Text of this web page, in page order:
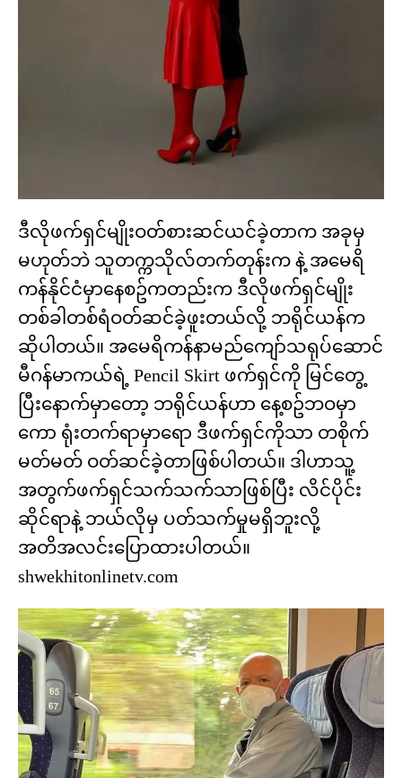
ဒီလိုဖက်ရှင်မျိုးဝတ်စားဆင်ယင်ခဲ့တာက အခုမှ
မဟုတ်ဘဲ သူတက္ကသိုလ်တက်တုန်းက နဲ့ အမေရိ
ကန်နိုင်ငံမှာနေစဥ်ကတည်းက ဒီလိုဖက်ရှင်မျိုး
တစ်ခါတစ်ရံဝတ်ဆင်ခဲ့ဖူးတယ်လို့ ဘရိုင်ယန်က
ဆိုပါတယ်။ အမေရိကန်နာမည်ကျော်သရုပ်ဆောင်
မီဂန်မာကယ်ရဲ့ Pencil Skirt ဖက်ရှင်ကို မြင်တွေ့
ပြီးနောက်မှာတော့ ဘရိုင်ယန်ဟာ နေ့စဥ်ဘဝမှာ
ကော ရုံးတက်ရာမှာရော ဒီဖက်ရှင်ကိုသာ တစိုက်
မတ်မတ် ဝတ်ဆင်ခဲ့တာဖြစ်ပါတယ်။ ဒါဟာသူ့
အတွက်ဖက်ရှင်သက်သက်သာဖြစ်ပြီး လိင်ပိုင်း
ဆိုင်ရာနဲ့ ဘယ်လိုမှ ပတ်သက်မှုမရှိဘူးလို့
အတိအလင်း​ပြောထားပါတယ်။
shwekhitonlinetv.com